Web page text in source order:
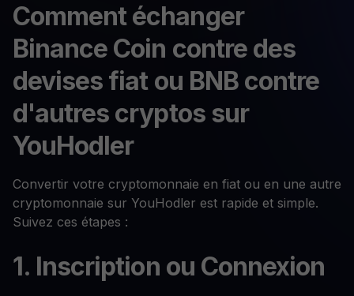
Comment échanger
Binance Coin contre des
devises fiat ou BNB contre
d'autres cryptos sur
YouHodler
Convertir votre cryptomonnaie en fiat ou en une autre
cryptomonnaie sur YouHodler est rapide et simple.
Suivez ces étapes :
1. Inscription ou Connexion